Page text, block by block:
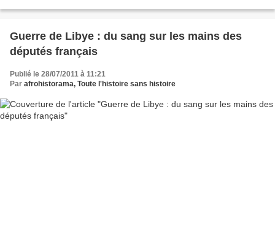
Guerre de Libye : du sang sur les mains des
députés français
Publié le 28/07/2011 à 11:21
Par afrohistorama, Toute l'histoire sans histoire